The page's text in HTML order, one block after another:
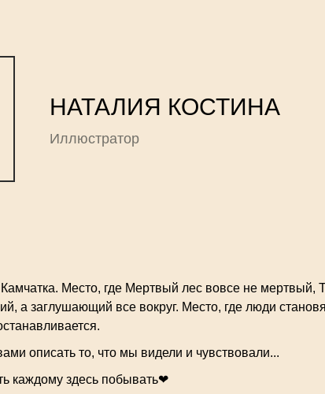
НАТАЛИЯ КОСТИНА
Иллюстратор
Место, где Мертвый лес вовсе не мертвый,
а заглушающий все вокруг. Место, где люди
описать то, что мы видели и чувствовали...
каждому здесь побывать❤